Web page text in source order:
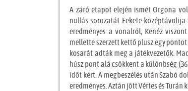
A záró etapot elején ismét Orgona
nullás sorozatát Fekete
eredményes a vonalról, Kenéz
mellette szerzett kettő plusz egy
kosarát adták meg a játékvezetők.
húsz pont alá csökkent a különbség
időt kért. A megbeszélés után Szabó
eredményes. Aztán jött Vértes és